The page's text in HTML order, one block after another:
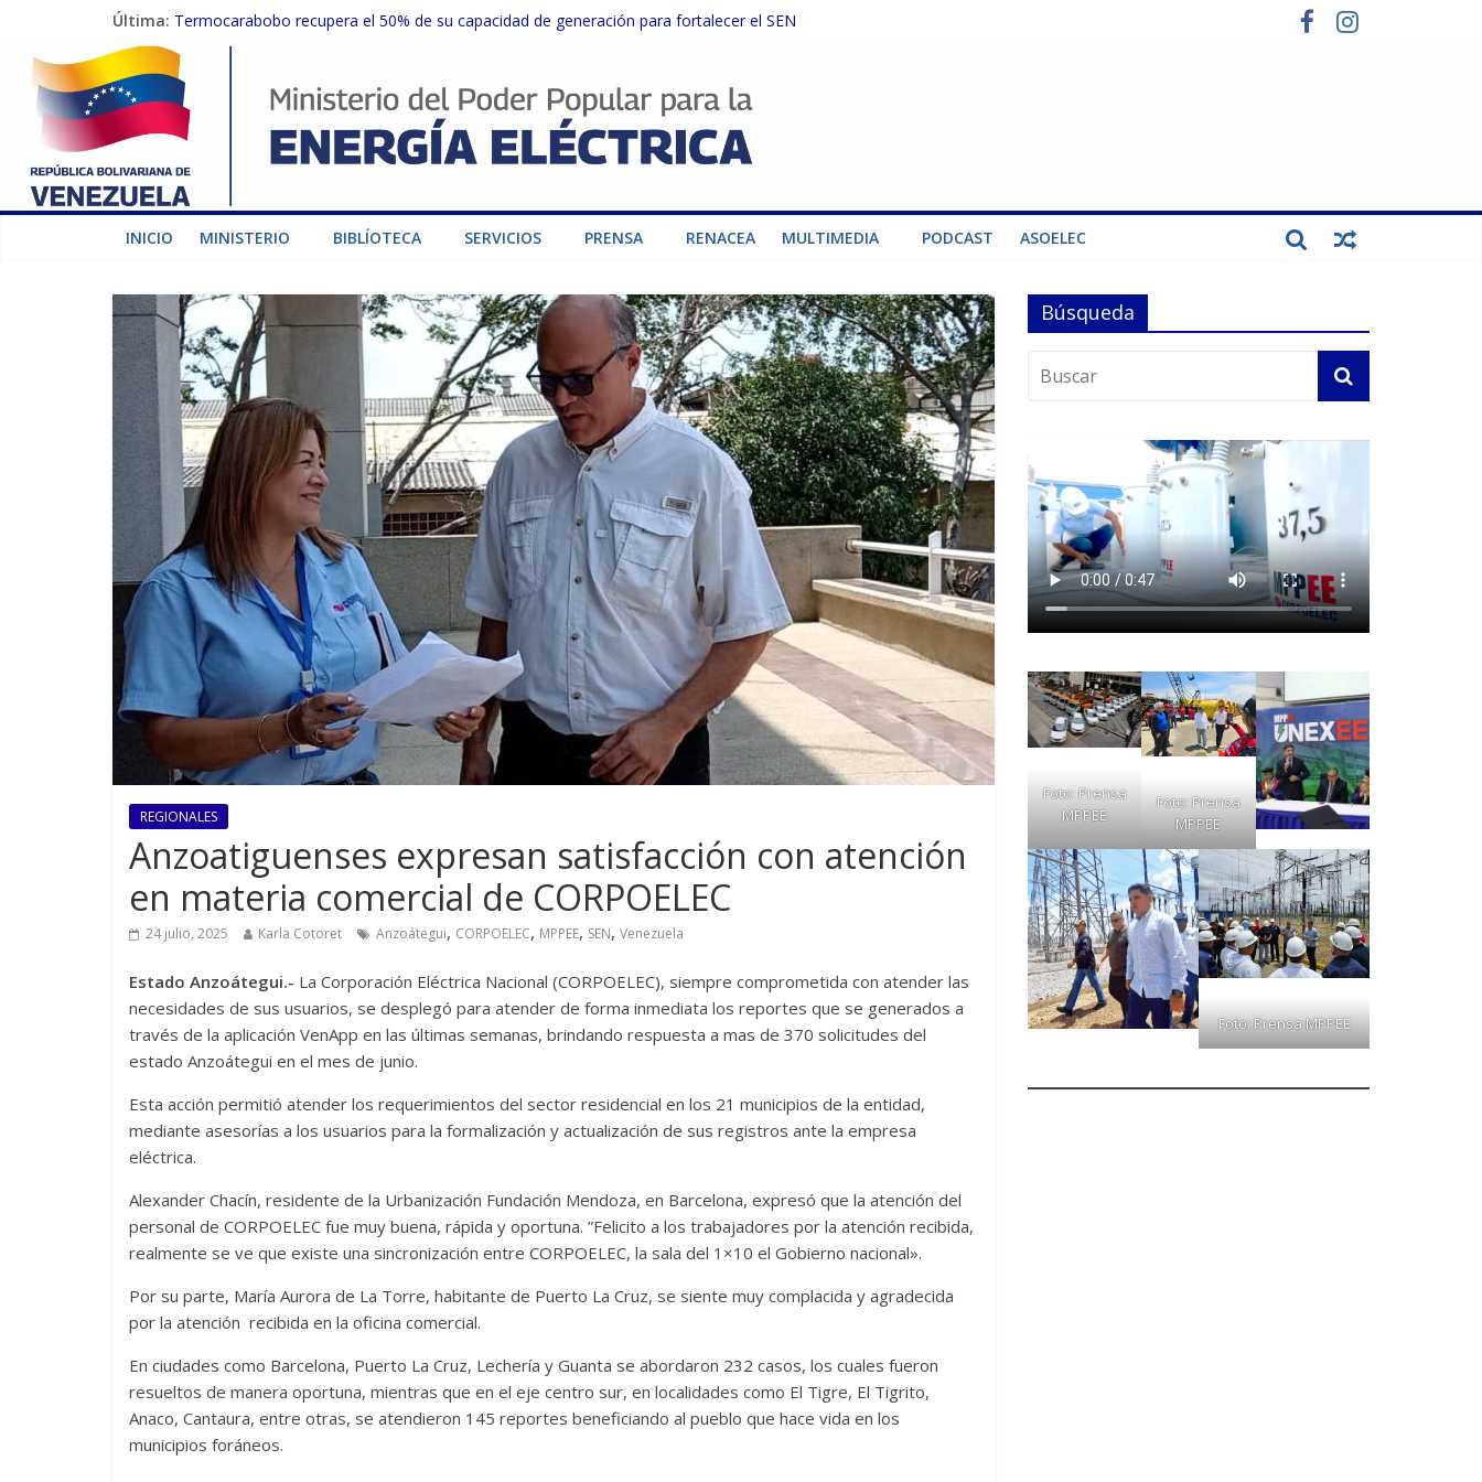
Última: Termocarabobo recupera el 50% de su capacidad de generación para fortalecer el SEN
MPPEE avanza en la recuperación de infraestructuras eléctricas afectadas por los sismos
Gobierno Nacional coordina acciones con el sector privado para fortalecer el SEN ante el «Súper Niño»
Inspeccionan trabajos de rehabilitación en instalaciones del SEN en Carabobo
Gobierno Nacional activa plan preventivo para fortalecer el SEN ante el fenómeno de El Niño
INICIO MINISTERIO BIBLÍOTECA SERVICIOS PRENSA RENACEA MULTIMEDIA PODCAST ASOELEC
REGIONALES
Anzoatiguenses expresan satisfacción con atención
en materia comercial de CORPOELEC
24 julio, 2025 Karla Cotoret Anzoátegui, CORPOELEC, MPPEE, SEN, Venezuela
Estado Anzoátegui.- La Corporación Eléctrica Nacional (CORPOELEC), siempre comprometida con atender las
necesidades de sus usuarios, se desplegó para atender de forma inmediata los reportes que se generados a
través de la aplicación VenApp en las últimas semanas, brindando respuesta a mas de 370 solicitudes del
estado Anzoátegui en el mes de junio.
Esta acción permitió atender los requerimientos del sector residencial en los 21 municipios de la entidad,
mediante asesorías a los usuarios para la formalización y actualización de sus registros ante la empresa
eléctrica.
Alexander Chacín, residente de la Urbanización Fundación Mendoza, en Barcelona, expresó que la atención del
personal de CORPOELEC fue muy buena, rápida y oportuna. ”Felicito a los trabajadores por la atención recibida,
realmente se ve que existe una sincronización entre CORPOELEC, la sala del 1×10 el Gobierno nacional».
Por su parte, María Aurora de La Torre, habitante de Puerto La Cruz, se siente muy complacida y agradecida
por la atención recibida en la oficina comercial.
En ciudades como Barcelona, Puerto La Cruz, Lechería y Guanta se abordaron 232 casos, los cuales fueron
resueltos de manera oportuna, mientras que en el eje centro sur, en localidades como El Tigre, El Tigrito,
Anaco, Cantaura, entre otras, se atendieron 145 reportes beneficiando al pueblo que hace vida en los
municipios foráneos.
Búsqueda
Foto: Prensa
MPPEE
Foto: Prensa
MPPEE
Foto: Prensa MPPEE